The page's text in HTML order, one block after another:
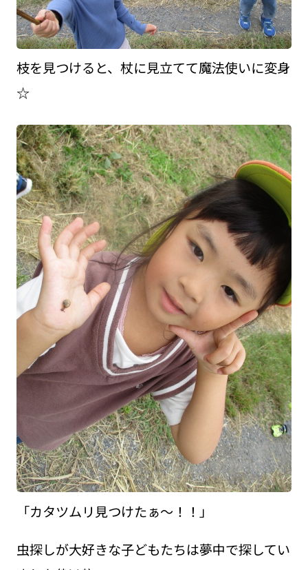
枝を見つけると、杖に見立てて魔法使いに変身
☆
「カタツムリ見つけたぁ～！！」
虫探しが大好きな子どもたちは夢中で探してい